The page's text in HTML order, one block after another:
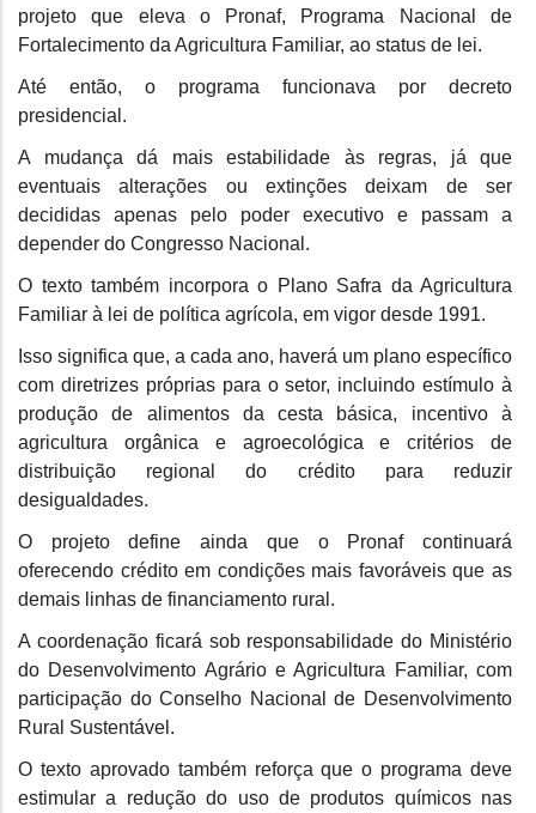
projeto que eleva o Pronaf, Programa Nacional de
Fortalecimento da Agricultura Familiar, ao status de lei.
Até então, o programa funcionava por decreto
presidencial.
A mudança dá mais estabilidade às regras, já que
eventuais alterações ou extinções deixam de ser
decididas apenas pelo poder executivo e passam a
depender do Congresso Nacional.
O texto também incorpora o Plano Safra da Agricultura
Familiar à lei de política agrícola, em vigor desde 1991.
Isso significa que, a cada ano, haverá um plano específico
com diretrizes próprias para o setor, incluindo estímulo à
produção de alimentos da cesta básica, incentivo à
agricultura orgânica e agroecológica e critérios de
distribuição regional do crédito para reduzir
desigualdades.
O projeto define ainda que o Pronaf continuará
oferecendo crédito em condições mais favoráveis que as
demais linhas de financiamento rural.
A coordenação ficará sob responsabilidade do Ministério
do Desenvolvimento Agrário e Agricultura Familiar, com
participação do Conselho Nacional de Desenvolvimento
Rural Sustentável.
O texto aprovado também reforça que o programa deve
estimular a redução do uso de produtos químicos nas